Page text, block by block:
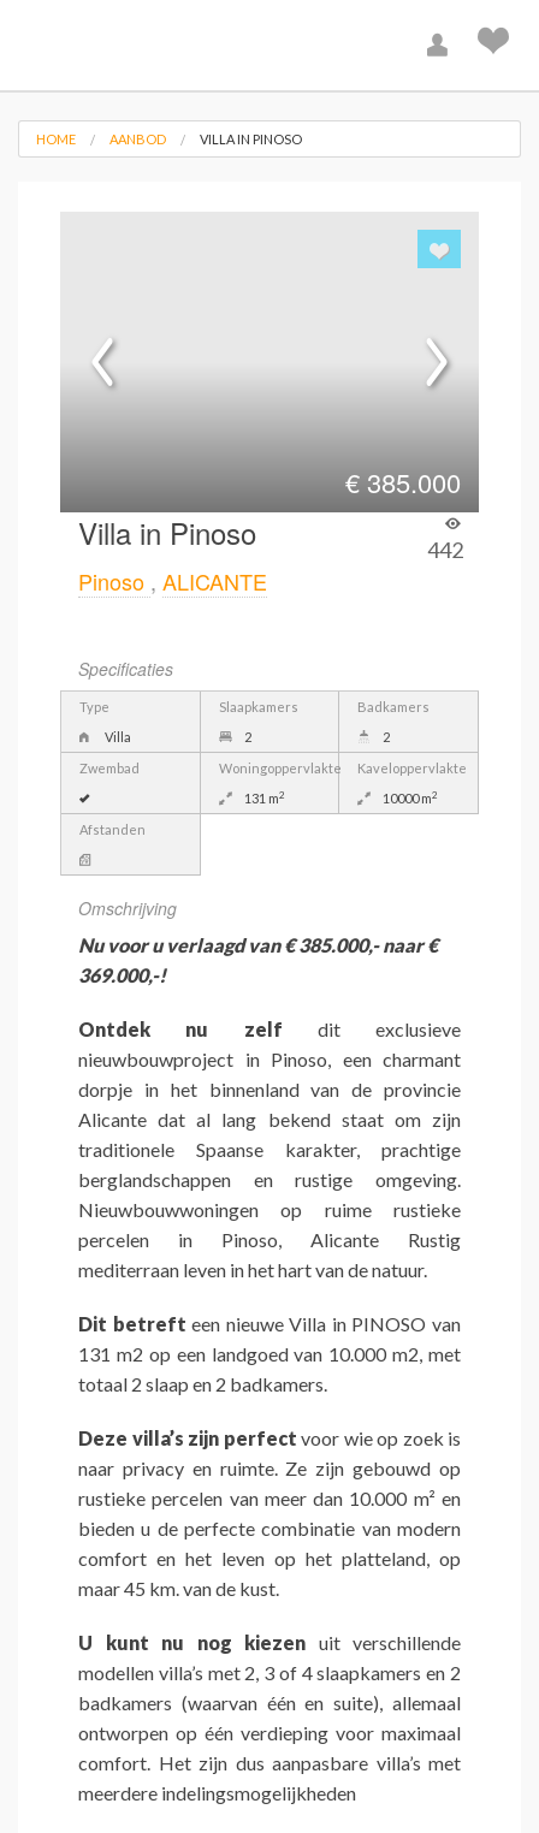
HOME AANBOD VILLA IN PINOSO
€385.000
Villa in Pinoso 442
Pinoso , ALICANTE
Specificaties
Type
Villa
Slaapkamers
2
Badkamers
2
Zwembad
Woningoppervlakte
131 m2
Kaveloppervlakte
10000 m2
Afstanden
Omschrijving
Nu voor u verlaagd van € 385.000,- naar €
369.000,-!
Ontdek nu zelf dit exclusieve
nieuwbouwproject in Pinoso, een charmant
dorpje in het binnenland van de provincie
Alicante dat al lang bekend staat om zijn
traditionele Spaanse karakter, prachtige
berglandschappen en rustige omgeving.
Nieuwbouwwoningen op ruime rustieke
percelen in Pinoso, Alicante Rustig
mediterraan leven in het hart van de natuur.
Dit betreft een nieuwe Villa in PINOSO van
131 m2 op een landgoed van 10.000 m2, met
totaal 2 slaap en 2 badkamers.
Deze villa’s zijn perfect voor wie op zoek is
naar privacy en ruimte. Ze zijn gebouwd op
rustieke percelen van meer dan 10.000 m² en
bieden u de perfecte combinatie van modern
comfort en het leven op het platteland, op
maar 45 km. van de kust.
U kunt nu nog kiezen uit verschillende
modellen villa’s met 2, 3 of 4 slaapkamers en 2
badkamers (waarvan één en suite), allemaal
ontworpen op één verdieping voor maximaal
comfort. Het zijn dus aanpasbare villa’s met
meerdere indelingsmogelijkheden